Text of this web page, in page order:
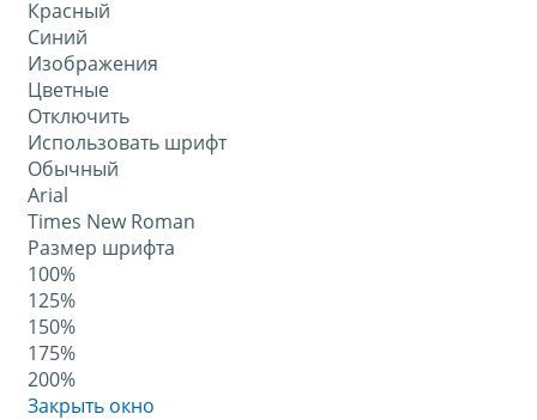
Красный
Синий
Изображения
Цветные
Отключить
Использовать шрифт
Обычный
Arial
Times New Roman
Размер шрифта
100%
125%
150%
175%
200%
Закрыть окно